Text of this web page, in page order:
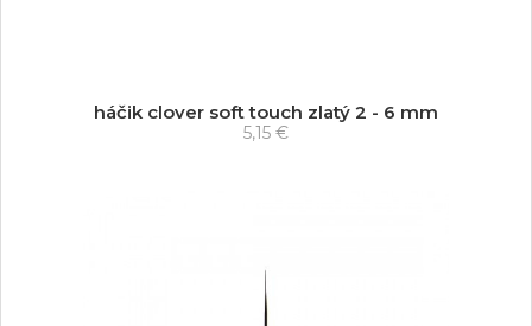
háčik clover soft touch zlatý 2 - 6 mm
5,15 €